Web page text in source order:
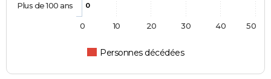
0
Personnes décédées
Plus de 100 ans
0 10 20 30 40 50